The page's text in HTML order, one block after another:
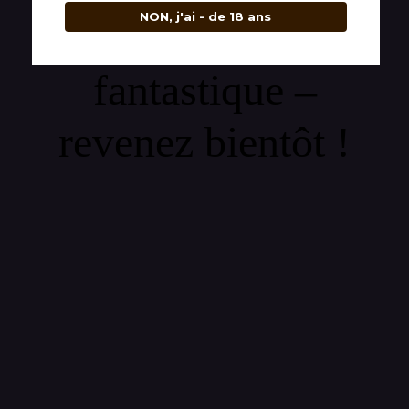
quelque chose de
fantastique –
revenez bientôt !
NON, j'ai - de 18 ans